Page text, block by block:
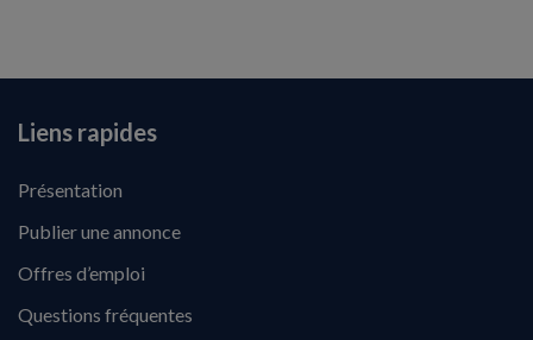
Liens rapides
Présentation
Publier une annonce
Offres d’emploi
Questions fréquentes